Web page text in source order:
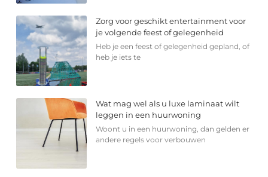
Zorg voor geschikt entertainment voor
je volgende feest of gelegenheid
Heb je een feest of gelegenheid gepland, of
heb je iets te
Wat mag wel als u luxe laminaat wilt
leggen in een huurwoning
Woont u in een huurwoning, dan gelden er
andere regels voor verbouwen